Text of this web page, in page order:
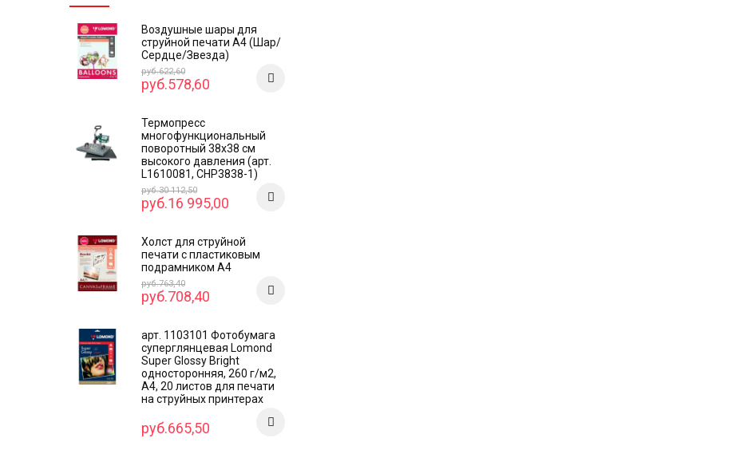
Воздушные шары для
струйной печати А4 (Шар/
Сердце/Звезда)
руб.622,60
руб.578,60
Термопресс
многофункциональный
поворотный 38х38 см
высокого давления (арт.
L1610081, CHP3838-1)
руб.30 112,50
руб.16 995,00
Холст для струйной
печати с пластиковым
подрамником А4
руб.763,40
руб.708,40
арт. 1103101 Фотобумага
суперглянцевая Lomond
Super Glossy Bright
односторонняя, 260 г/м2,
А4, 20 листов для печати
на струйных принтерах
руб.665,50